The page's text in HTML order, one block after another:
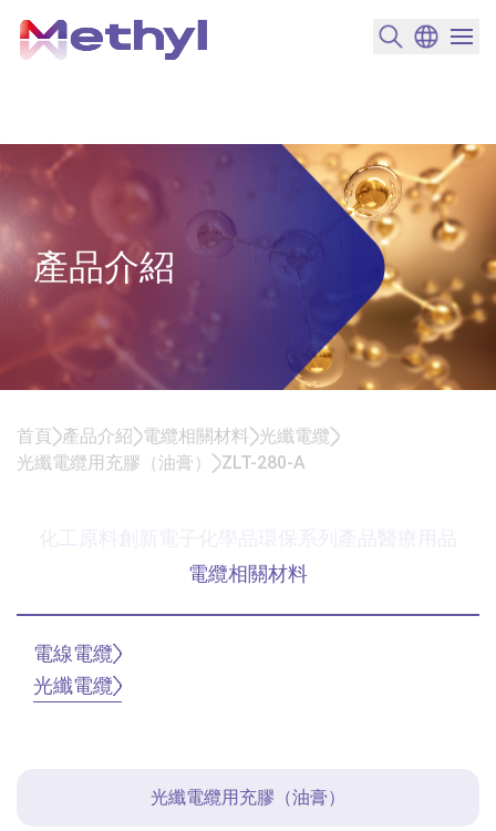
搜尋產品
變更語言
選單
產品介紹
首頁 產品介紹 電纜相關材料
光纖電纜
光纖電纜用充膠（油膏）
ZLT-280-A
電纜相關材料
電線電纜
光纖電纜
光纖電纜用充膠（油膏）